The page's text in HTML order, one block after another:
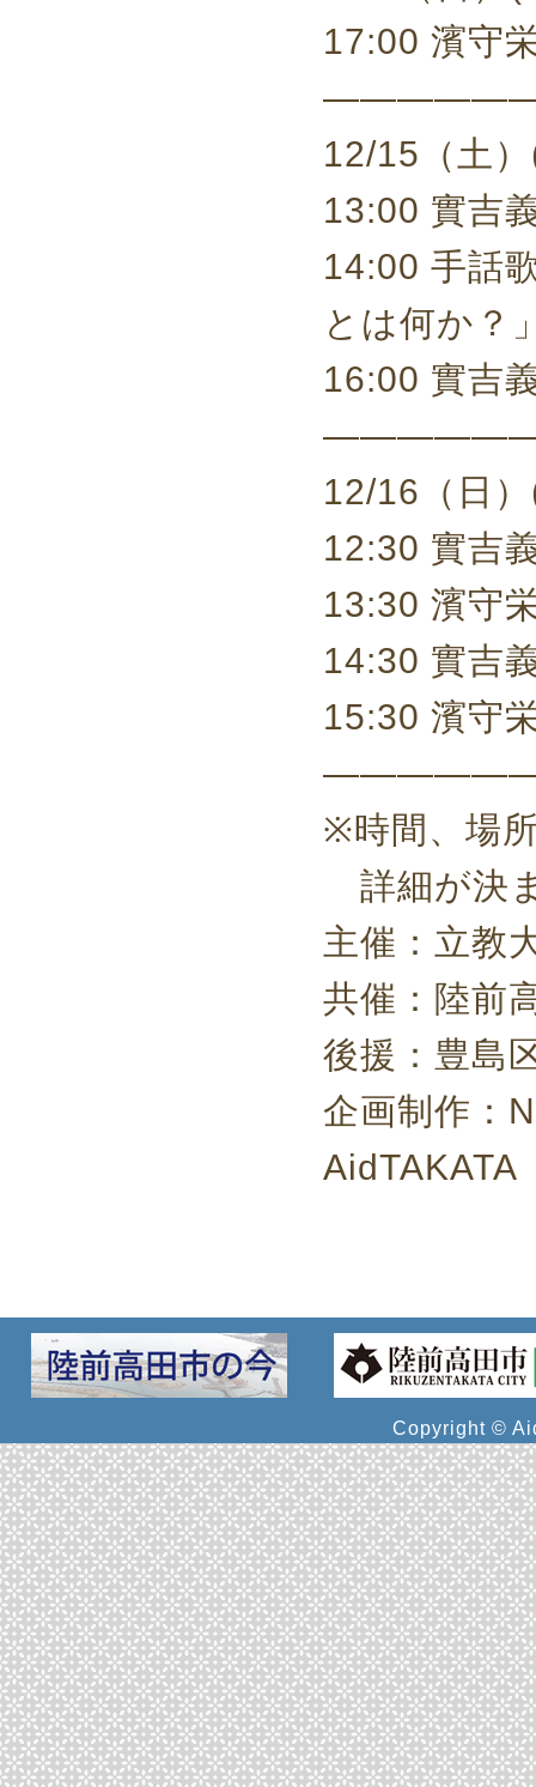
17:00 濱守
12/15（土
13:00 實吉
14:00 手話
とは何か？
16:00 實吉
12/16（日
12:30 實吉
13:30 濱守
14:30 實吉
15:30 濱
※時間、場
詳細が決
主催：立教
共催：陸前
後援：豊島
企画制作：
AidTAKATA
Copyright ©